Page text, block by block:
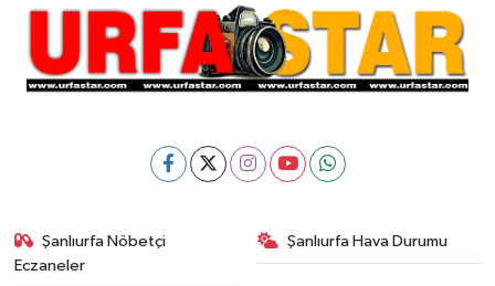
Şanlıurfa Nöbetçi
Eczaneler
Şanlıurfa Hava Durumu